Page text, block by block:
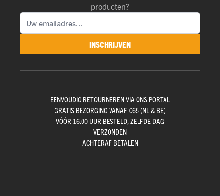
producten?
INSCHRIJVEN
EENVOUDIG RETOURNEREN VIA ONS PORTAL
GRATIS BEZORGING VANAF €65 (NL & BE)
VÓÓR 16.00 UUR BESTELD, ZELFDE DAG
VERZONDEN
ACHTERAF BETALEN